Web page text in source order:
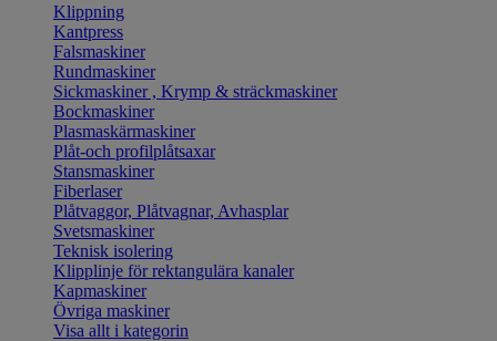
Klippning
Kantpress
Falsmaskiner
Rundmaskiner
Sickmaskiner , Krymp & sträckmaskiner
Bockmaskiner
Plasmaskärmaskiner
Plåt-och profilplåtsaxar
Stansmaskiner
Fiberlaser
Plåtvaggor, Plåtvagnar, Avhasplar
Svetsmaskiner
Teknisk isolering
Klipplinje för rektangulära kanaler
Kapmaskiner
Övriga maskiner
Visa allt i kategorin